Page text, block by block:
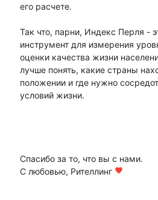
его расчете.
Так что, парни, Индекс Перля -
инструмент для измерения
оценки качества жизни
лучше понять, какие страны
положении и где нужно
условий жизни.
Спасибо за то, что вы с нами.
С любовью, Рителлинг favorite